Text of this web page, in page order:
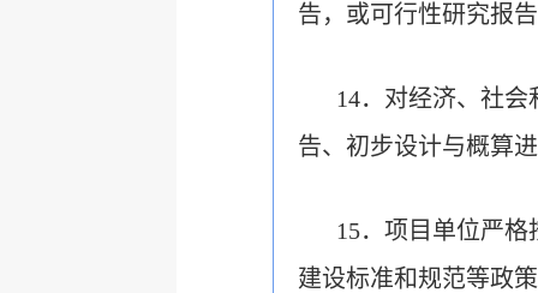
告，或可行性研究报
14．对经济、社
告、初步设计与概算
15．项目单位严
建设标准和规范等政